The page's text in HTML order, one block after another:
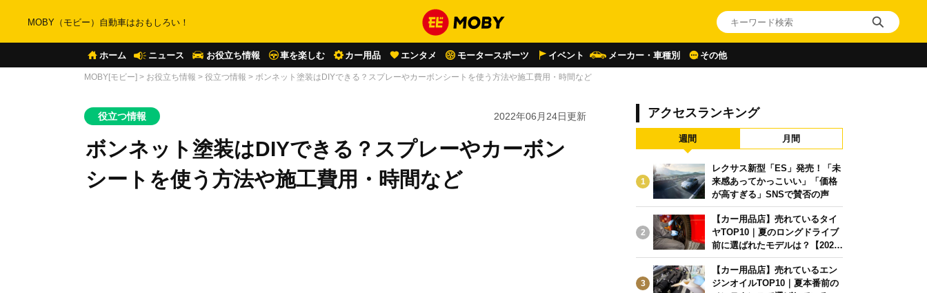
MOBY（モビー）自動車はおもしろい！
ホーム ニュース お役立ち情報 車を楽しむ カー用品 エンタメ モータースポーツ イベント メーカー・車種別 その他
MOBY[モビー] > お役立ち情報 > 役立つ情報 > ボンネット塗装はDIYできる？スプレーやカーボンシートを使う方法や施工費用・時間など
役立つ情報 2022年06月24日更新
ボンネット塗装はDIYできる？スプレーやカーボン
シートを使う方法や施工費用・時間など
アクセスランキング
週間 月間
1
レクサス新型「ES」発売！「未
来感あってかっこいい」「価格
が高すぎる」SNSで賛否の声
2
【カー用品店】売れているタイ
ヤTOP10｜夏のロングドライブ
前に選ばれたモデルは？【2026
年6月版】
3
【カー用品店】売れているエン
ジンオイルTOP10｜夏本番前の